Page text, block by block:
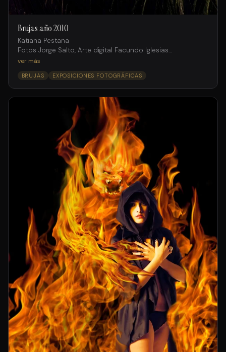
Brujas año 2010
Katiana Pestana
Fotos Jorge Salto, Arte digital Facundo Iglesias
Agencia Internacional Models
Producción
Mariana Solís
Asistentes de producción
Gustavo D’andraia
Jorge Salto (h)
Make-Up y Pelo
Bea Belaustegui
para Purpura Hair Space
ver más
BRUJAS EXPOSICIONES FOTOGRÁFICAS